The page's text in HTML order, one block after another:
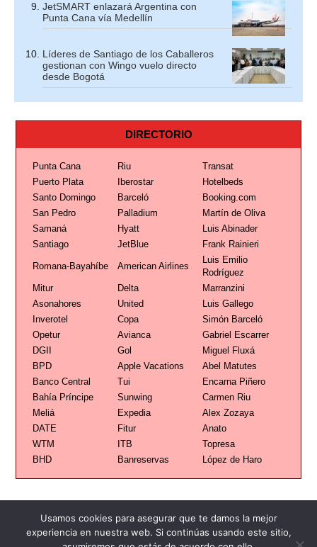
JetSMART enlazará Argentina con
Punta Cana vía Medellín
Líderes de Santiago de los Caballeros
gestionan con Wingo vuelo directo
desde Bogotá
DIRECTORIO
Punta Cana Riu
Transat
Puerto Plata
Iberostar
Hotelbeds
Santo Domingo
Barceló
Booking.com
San Pedro
Palladium
Martín de Oliva
Samaná
Hyatt
Luis Abinader
Santiago
JetBlue Frank Rainieri
Romana-Bayahíbe American Airlines
Luis Emilio
Rodríguez
Mitur
Delta
Marranzini
Asonahores
United
Luis Gallego
Inverotel
Copa
Simón Barceló
Opetur
Avianca
Gabriel Escarrer
DGII
Gol
Miguel Fluxá
BPD
Apple Vacations
Abel Matutes
Banco Central
Tui
Encarna Piñero
Bahía Príncipe
Sunwing
Carmen Riu
Meliá
Expedia
Alex Zozaya
DATE
Fitur
Anato
WTM
ITB
Topresa
BHD
Banreservas López de Haro
Usamos cookies para asegurar que te damos la mejor
experiencia en nuestra web. Si continúas usando este sitio,